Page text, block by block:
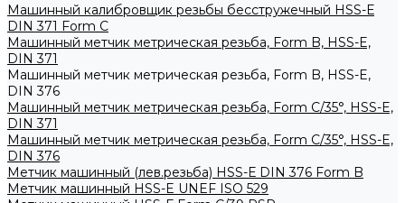
Машинный калибровщик резьбы бесстружечный HSS-Е
DIN 371 Form C
Машинный метчик метрическая резьба, Form B, HSS-E,
DIN 371
Машинный метчик метрическая резьба, Form B, HSS-E,
DIN 376
Машинный метчик метрическая резьба, Form С/35°, HSS-E,
DIN 371
Машинный метчик метрическая резьба, Form С/35°, HSS-E,
DIN 376
Метчик машинный (лев.резьба) HSS-Е DIN 376 Form B
Метчик машинный HSS-E UNEF ISO 529